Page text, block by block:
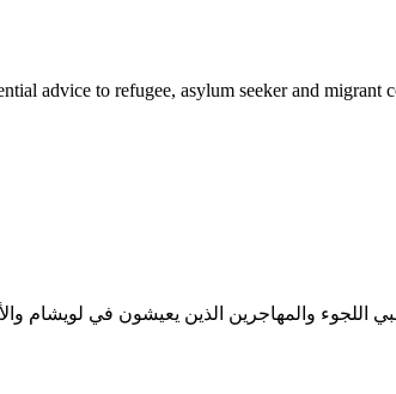
advice to refugee, asylum seeker and
والمهاجرين الذين يعيشون في لويشام